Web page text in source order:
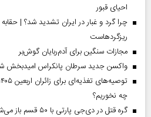
احیای قبور
چرا گرد و غبار در ایران تشدید شد؟ | حقابه
ریزگردهاست
مجازات سنگین برای آدم‌ربایان گوش‌بر
واکسن جدید سرطان پانکراس امیدبخش
چه نخوریم؟
گره قتل در دی‌جی پارتی با ۵۰ قسم باز می‌شود